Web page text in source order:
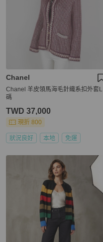
Chanel
Chanel 羊皮領馬海毛針織系扣外套L
碼
TWD 37,000
現折 800
狀況良好 本地 免運